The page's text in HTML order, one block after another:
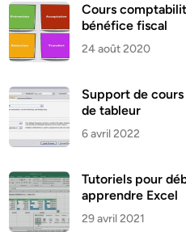
Cours
bénéfice fiscal
24 août 2020
Support de
de tableur
6 avril 2022
Tutoriels pour
apprendre Excel
29 avril 2021